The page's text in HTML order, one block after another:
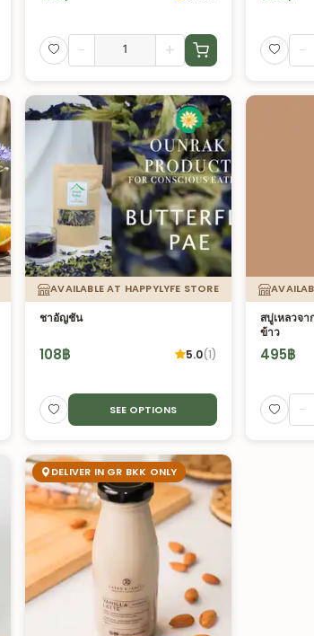
- + -
AVAILABLE AT HAPPYLYFE STORE
ชาอัญชัน
108฿ 5.0(1)
SEE OPTIONS
สบู่เหลวจ
ข้าว
495฿
-
DELIVER IN GR BKK ONLY